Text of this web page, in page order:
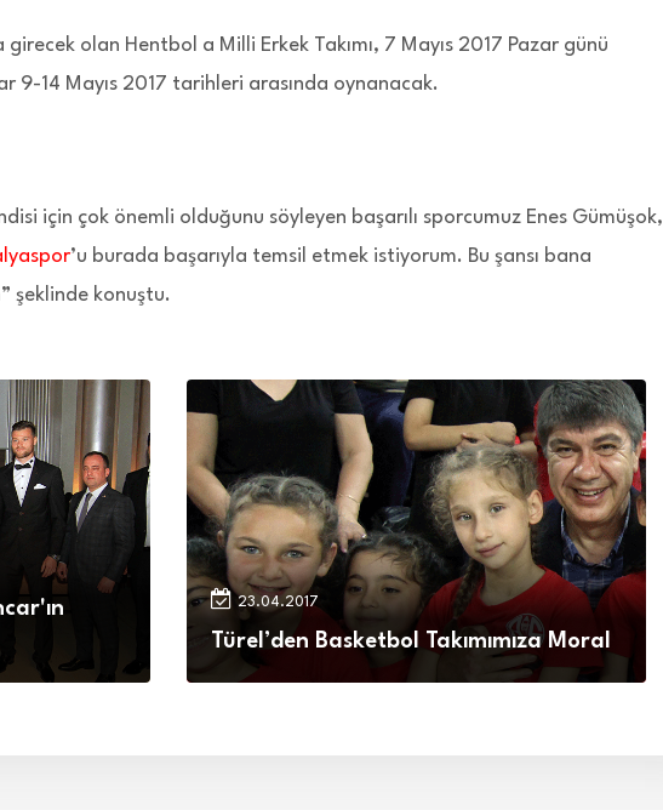
girecek olan Hentbol a Milli Erkek Takımı, 7 Mayıs 2017 Pazar günü
9-14 Mayıs 2017 tarihleri arasında oynanacak.
için çok önemli olduğunu söyleyen başarılı sporcumuz Enes Gümüşok,
’u burada başarıyla temsil etmek istiyorum. Bu şansı bana
şeklinde konuştu.
23.04.2017
Türel’den Basketbol Takımımıza Moral